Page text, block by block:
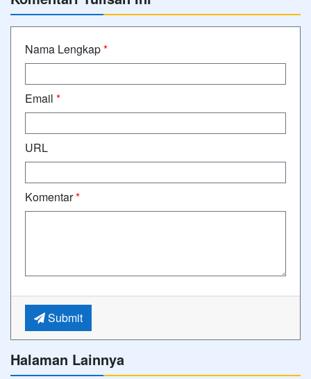
Nama Lengkap*
Email *
URL
Komentar*
Submit
Halaman Lainnya